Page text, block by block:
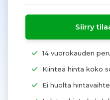
Siirry
14 vuorokauden
Kiinteä hinta koko
Ei huolta